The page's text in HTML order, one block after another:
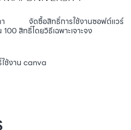
าคา จัดซื้อสิทธิ์การใช้งานซอฟต์แวร์
สิทธิ์โดยวิธีเฉพาะเจาะจง
ช้งาน canva